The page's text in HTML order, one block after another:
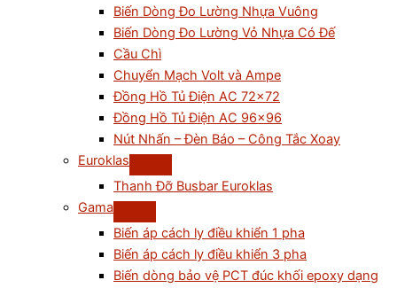
Biến Dòng Đo Lường Nhựa Vuông
Biến Dòng Đo Lường Vỏ Nhựa Có Đế
Cầu Chì
Chuyển Mạch Volt và Ampe
Đồng Hồ Tủ Điện AC 72×72
Đồng Hồ Tủ Điện AC 96×96
Nút Nhấn – Đèn Báo – Công Tắc Xoay
Euroklas
Thanh Đỡ Busbar Euroklas
Gama
Biến áp cách ly điều khiển 1 pha
Biến áp cách ly điều khiển 3 pha
Biến dòng bảo vệ PCT đúc khối epoxy dạng